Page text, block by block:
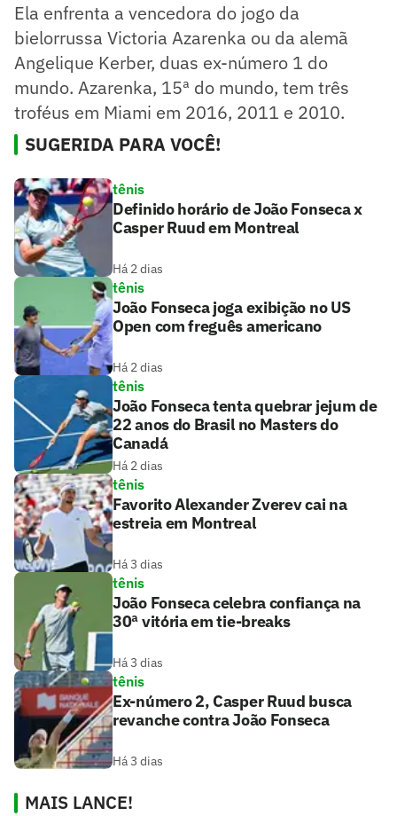
Ela enfrenta a vencedora do jogo da
bielorrussa Victoria Azarenka ou da alemã
Angelique Kerber, duas ex-número 1 do
mundo. Azarenka, 15ª do mundo, tem três
troféus em Miami em 2016, 2011 e 2010.
SUGERIDA PARA VOCÊ!
tênis
Definido horário de João Fonseca x
Casper Ruud em Montreal
Há 2 dias
tênis
João Fonseca joga exibição no US
Open com freguês americano
Há 2 dias
tênis
João Fonseca tenta quebrar jejum de
22 anos do Brasil no Masters do
Canadá
Há 2 dias
tênis
Favorito Alexander Zverev cai na
estreia em Montreal
Há 3 dias
tênis
João Fonseca celebra confiança na
30ª vitória em tie-breaks
Há 3 dias
tênis
Ex-número 2, Casper Ruud busca
revanche contra João Fonseca
Há 3 dias
MAIS LANCE!